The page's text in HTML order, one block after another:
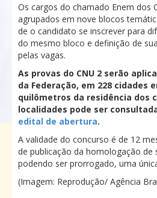
Os cargos do chamado Enem dos
agrupados em nove blocos
de o candidato se inscrever para
do mesmo bloco e definição de
pelas vagas.
As provas do CNU 2 serão
da Federação, em 228 cidades
quilômetros da residência dos
localidades pode ser
edital de abertura.
A validade do concurso é de 12
de publicação da homologação de
podendo ser prorrogado, uma
(Imagem: Reprodução/ Agência